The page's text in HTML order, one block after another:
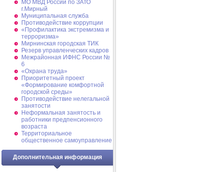
МО МВД России по ЗАТО
г.Мирный
Муниципальная cлужба
Противодействие коррупции
«Профилактика экстремизма и
терроризма»
Мирнинская городская ТИК
Резерв управленческих кадров
Межрайонная ИФНС России №
6
«Охрана труда»
Приоритетный проект
«Формирование комфортной
городской среды»
Противодействие нелегальной
занятости
Неформальная занятость и
работники предпенсионного
возраста
Территориальное
общественное самоуправление
Дополнительная информация